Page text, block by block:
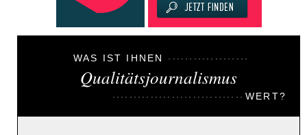
WAS IST IHNEN
Qualitätsjournalismus
WERT?